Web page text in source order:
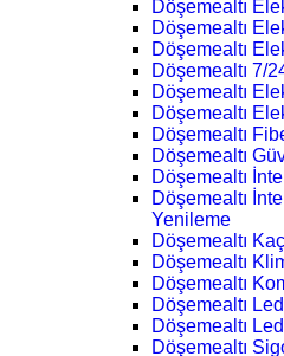
Döşemealtı
Döşemealtı
Döşemealtı
Döşemealtı 7/
Döşemealtı
Döşemealtı
Döşemealtı
Döşemealtı
Döşemealtı
Döşemealtı
Yenileme
Döşemealtı
Döşemealtı
Döşemealtı
Döşemealtı
Döşemealtı
Döşemealtı